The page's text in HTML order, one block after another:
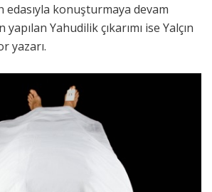
edasıyla konuşturmaya devam
Yahudilik çıkarımı ise Yalçın
yazarı.